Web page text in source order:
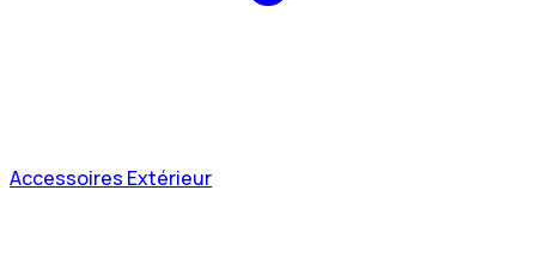
Accessoires Extérieur